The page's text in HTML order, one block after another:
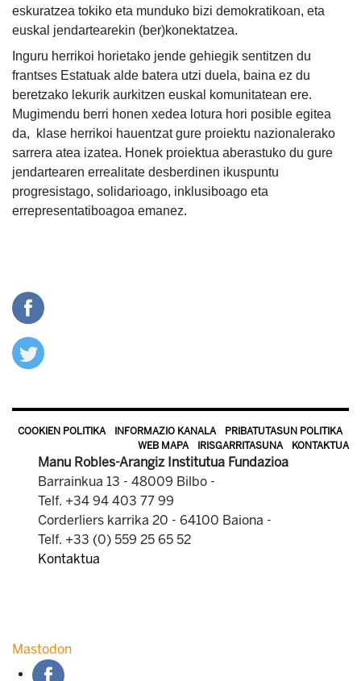
eskuratzea tokiko eta munduko bizi demokratikoan, eta
euskal jendartearekin (ber)konektatzea.
Inguru herrikoi horietako jende gehiegik sentitzen du
frantses Estatuak alde batera utzi duela, baina ez du
beretzako lekurik aurkitzen euskal komunitatean ere.
Mugimendu berri honen xedea lotura hori posible egitea
da, klase herrikoi hauentzat gure proiektu nazionalerako
sarrera atea izatea. Honek proiektua aberastuko du gure
jendartearen errealitate desberdinen ikuspuntu
progresistago, solidarioago, inklusiboago eta
errepresentatiboagoa emanez.
COOKIEN POLITIKA INFORMAZIO KANALA
PRIBATUTASUN POLITIKA
WEB MAPA
IRISGARRITASUNA KONTAKTUA
Manu Robles-Arangiz Institutua Fundazioa
Barrainkua 13 - 48009 Bilbo -
Telf. +34 94 403 77 99
Corderliers karrika 20 - 64100 Baiona -
Telf. +33 (0) 559 25 65 52
Kontaktua
Mastodon